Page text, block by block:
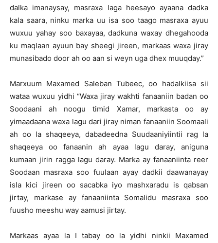
dalka imanaysay, masraxa laga heesayo ayaana dadka
kala saara, ninku marka uu isa soo taago masraxa ayuu
wuxuu yahay soo baxayaa, dadkuna waxay dhegahooda
ku maqlaan ayuun bay sheegi jireen, markaas waxa jiray
munasibado door ah oo aan si weyn uga dhex muuqday.”
Marxuum Maxamed Saleban Tubeec, oo hadalkiisa sii
wataa wuxuu yidhi “Waxa jiray wakhti fanaaniin badan oo
Soodaani ah noogu timid Xamar, markasta oo ay
yimaadaana waxa lagu dari jiray niman fanaaniin Soomaali
ah oo la shaqeeya, dabadeedna Suudaaniyiintii rag la
shaqeeya oo fanaanin ah ayaa lagu daray, aniguna
kumaan jirin ragga lagu daray. Marka ay fanaaniinta reer
Soodaan masraxa soo fuulaan ayay dadkii daawanayay
isla kici jireen oo sacabka iyo mashxaradu is qabsan
jirtay, markase ay fanaaniinta Somalidu masraxa soo
fuusho meeshu way aamusi jirtay.
Markaas ayaa la I tabay oo la yidhi ninkii Maxamed